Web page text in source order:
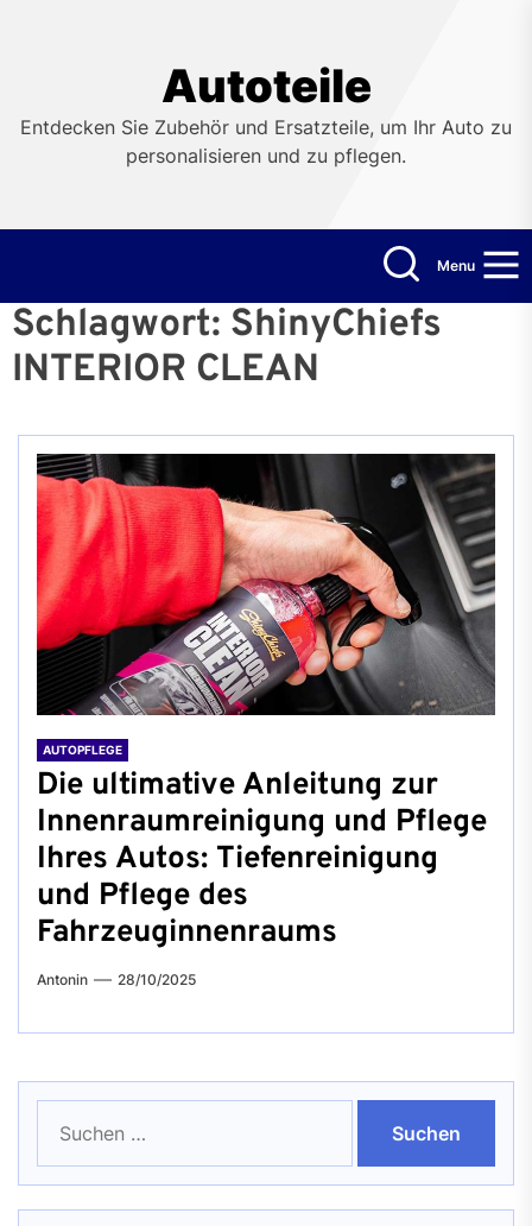
Autoteile
Entdecken Sie Zubehör und Ersatzteile, um Ihr Auto zu
personalisieren und zu pflegen.
Menu
Schlagwort: ShinyChiefs
INTERIOR CLEAN
AUTOPFLEGE
Die ultimative Anleitung zur
Innenraumreinigung und Pflege
Ihres Autos: Tiefenreinigung
und Pflege des
Fahrzeuginnenraums
Antonin 28/10/2025
nach: